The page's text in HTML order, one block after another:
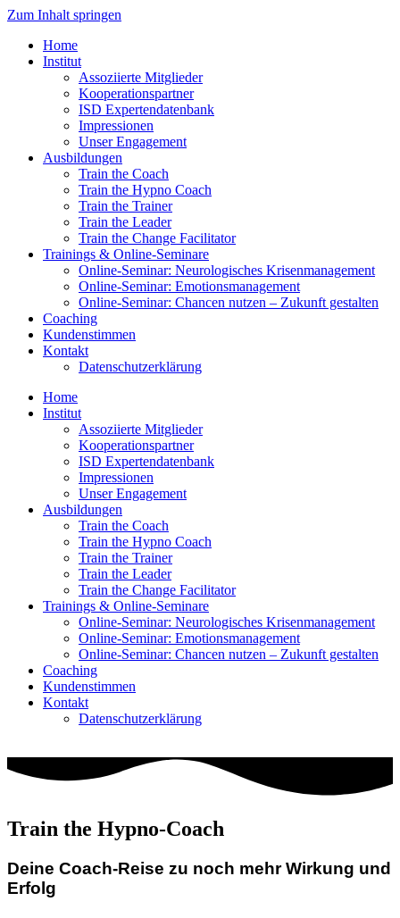
Zum Inhalt springen
Home
Institut
Assoziierte Mitglieder
Kooperationspartner
ISD Expertendatenbank
Impressionen
Unser Engagement
Ausbildungen
Train the Coach
Train the Hypno Coach
Train the Trainer
Train the Leader
Train the Change Facilitator
Trainings & Online-Seminare
Online-Seminar: Neurologisches Krisenmanagement
Online-Seminar: Emotionsmanagement
Online-Seminar: Chancen nutzen – Zukunft gestalten
Coaching
Kundenstimmen
Kontakt
Datenschutzerklärung
Home
Institut
Assoziierte Mitglieder
Kooperationspartner
ISD Expertendatenbank
Impressionen
Unser Engagement
Ausbildungen
Train the Coach
Train the Hypno Coach
Train the Trainer
Train the Leader
Train the Change Facilitator
Trainings & Online-Seminare
Online-Seminar: Neurologisches Krisenmanagement
Online-Seminar: Emotionsmanagement
Online-Seminar: Chancen nutzen – Zukunft gestalten
Coaching
Kundenstimmen
Kontakt
Datenschutzerklärung
Train the Hypno-Coach
Deine Coach-Reise zu noch mehr Wirkung und
Erfolg